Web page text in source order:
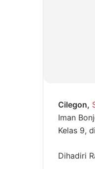
Cilegon,
Iman
Kelas 9,
Dihadiri